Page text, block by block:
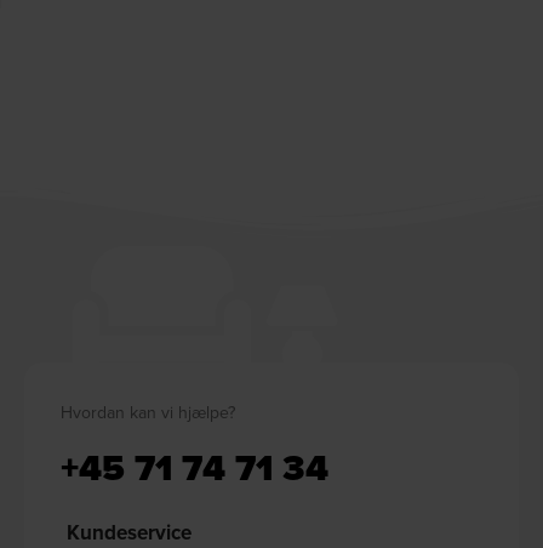
Hvordan kan vi hjælpe?
+45 71 74 71 34
Kundeservice